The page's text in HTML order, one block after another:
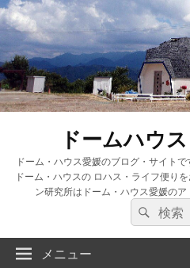
ドームハウ
ドーム・ハウス愛媛のブログ・サイト
ドーム・ハウスの ロハス・ライフ便り
ン研究所はドーム・ハウス愛媛のア
検
索:
検
索
メニュー